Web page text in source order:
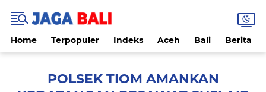
Home Terpopuler Indeks Aceh Bali Berita
POLSEK TIOM AMANKAN